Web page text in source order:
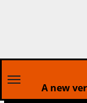
A new